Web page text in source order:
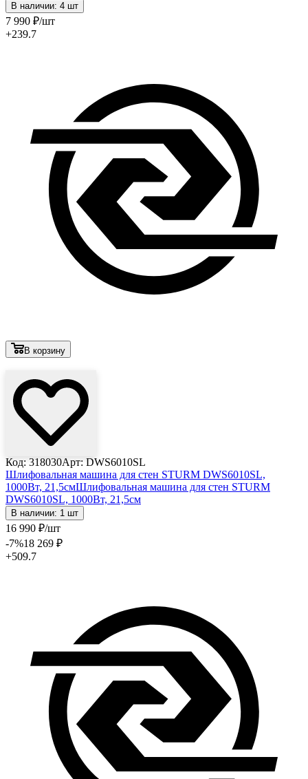
В наличии: 4 шт
7 990 ₽/шт
+239.7
В корзину
Код: 318030Арт: DWS6010SL
Шлифовальная машина для стен STURM DWS6010SL,
1000Вт, 21,5смШлифовальная машина для стен STURM
DWS6010SL, 1000Вт, 21,5см
В наличии: 1 шт
16 990 ₽/шт
-7%18 269 ₽
+509.7